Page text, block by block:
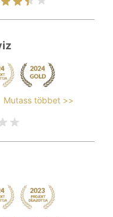
Mutass többet >>